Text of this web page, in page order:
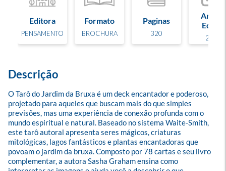
Editora
PENSAMENTO
Formato
BROCHURA
Paginas
320
Ano de
Edição
2025
Descrição
O Tarô do Jardim da Bruxa é um deck encantador e poderoso,
projetado para aqueles que buscam mais do que simples
previsões, mas uma experiência de conexão profunda com o
mundo espiritual e natural. Baseado no sistema Waite-Smith,
este tarô autoral apresenta seres mágicos, criaturas
mitológicas, lagos fantásticos e plantas encantadoras que
povoam o jardim da bruxa. Composto por 78 cartas e seu livro
complementar, a autora Sasha Graham ensina como